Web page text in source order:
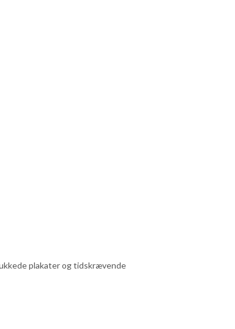
plakater og tidskrævende